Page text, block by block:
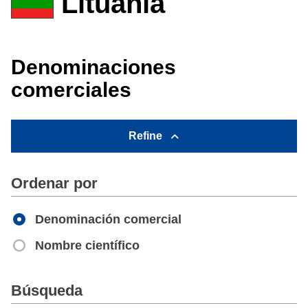
Denominaciones
comerciales
Refine
Ordenar por
Denominación comercial
Nombre científico
Búsqueda